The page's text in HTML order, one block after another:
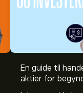
En guide til
aktier for